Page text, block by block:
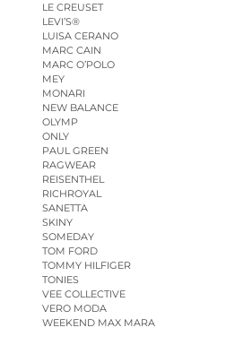
LE CREUSET
LEVI’S®
LUISA CERANO
MARC CAIN
MARC O’POLO
MEY
MONARI
NEW BALANCE
OLYMP
ONLY
PAUL GREEN
RAGWEAR
REISENTHEL
RICHROYAL
SANETTA
SKINY
SOMEDAY
TOM FORD
TOMMY HILFIGER
TONIES
VEE COLLECTIVE
VERO MODA
WEEKEND MAX MARA